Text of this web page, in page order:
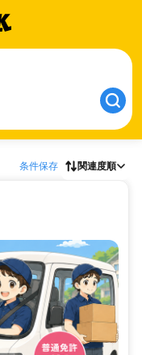
条件保存 関連度順